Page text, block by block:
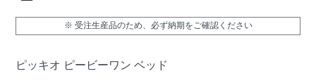
※ 受注生産品のため、必ず納期をご確認ください
ピッキオ ピービーワン ベッド